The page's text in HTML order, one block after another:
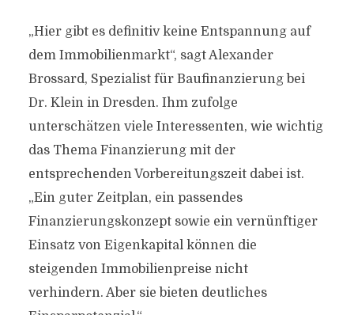
„Hier gibt es definitiv keine Entspannung auf
dem Immobilienmarkt“, sagt Alexander
Brossard, Spezialist für Baufinanzierung bei
Dr. Klein in Dresden. Ihm zufolge
unterschätzen viele Interessenten, wie wichtig
das Thema Finanzierung mit der
entsprechenden Vorbereitungszeit dabei ist.
„Ein guter Zeitplan, ein passendes
Finanzierungskonzept sowie ein vernünftiger
Einsatz von Eigenkapital können die
steigenden Immobilienpreise nicht
verhindern. Aber sie bieten deutliches